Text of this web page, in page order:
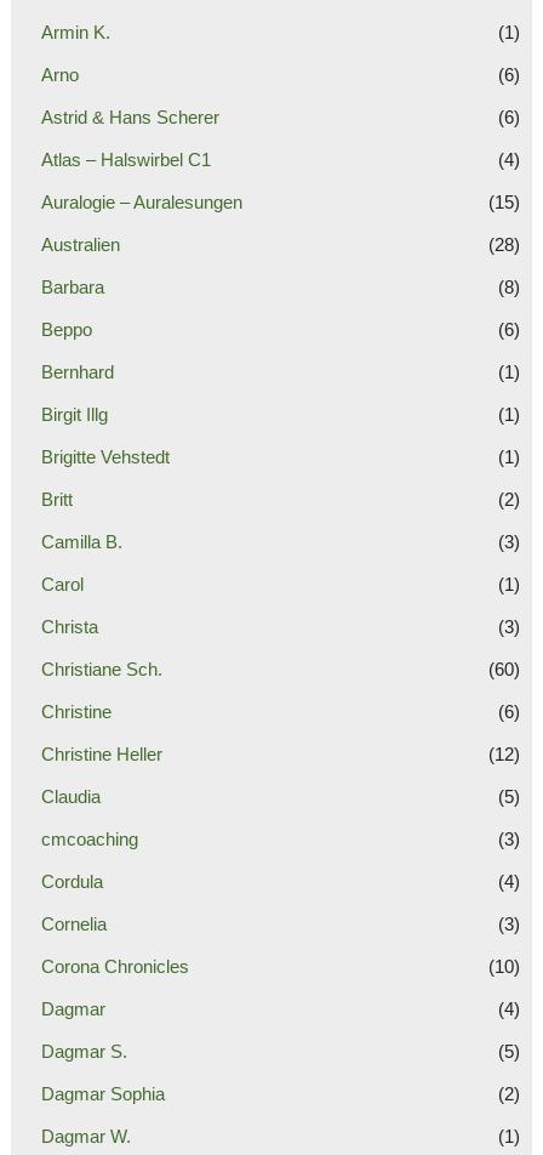
Armin K. (1)
Arno (6)
Astrid & Hans Scherer (6)
Atlas – Halswirbel C1 (4)
Auralogie – Auralesungen (15)
Australien (28)
Barbara (8)
Beppo (6)
Bernhard (1)
Birgit Illg (1)
Brigitte Vehstedt (1)
Britt (2)
Camilla B. (3)
Carol (1)
Christa (3)
Christiane Sch. (60)
Christine (6)
Christine Heller (12)
Claudia (5)
cmcoaching (3)
Cordula (4)
Cornelia (3)
Corona Chronicles (10)
Dagmar (4)
Dagmar S. (5)
Dagmar Sophia (2)
Dagmar W. (1)